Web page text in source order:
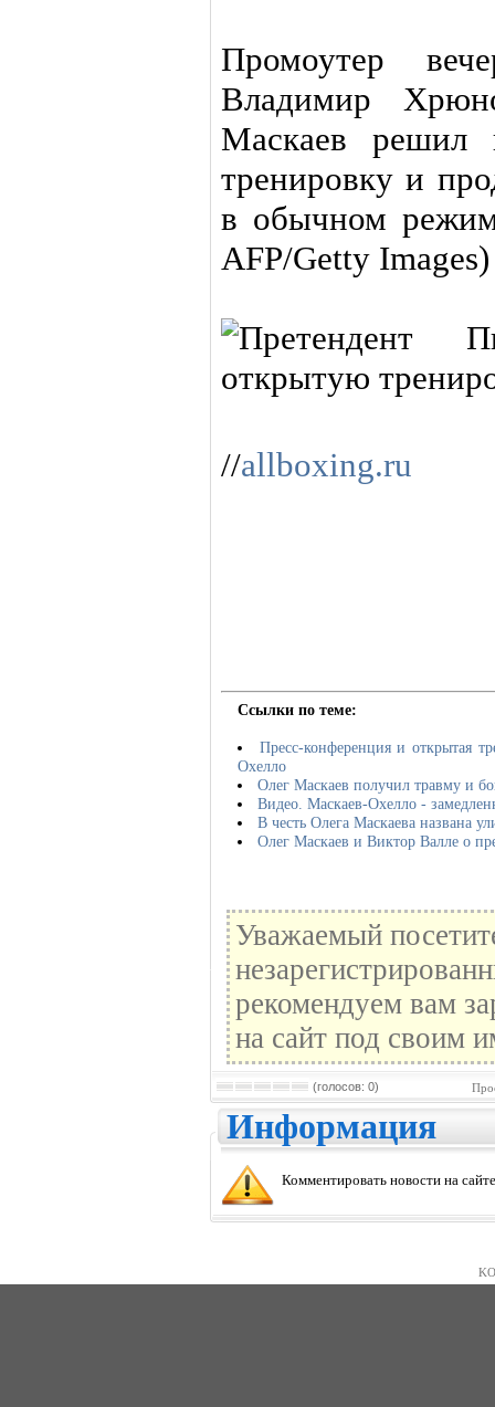
Промоутер
Владимир
Маскаев решил
тренировку и
в обычном
AFP/Getty Images)
//allboxing.ru
Ссылки по теме:
Пресс-конференция и открытая
Охелло
Олег Маскаев получил травму и
Видео. Маскаев-Охелло -
В честь Олега Маскаева названа
Олег Маскаев и Виктор Валле о
Уважаемый
рекомендуем вам
на сайт под своим
(голосов: 0)
Информация
Комментировать новости на